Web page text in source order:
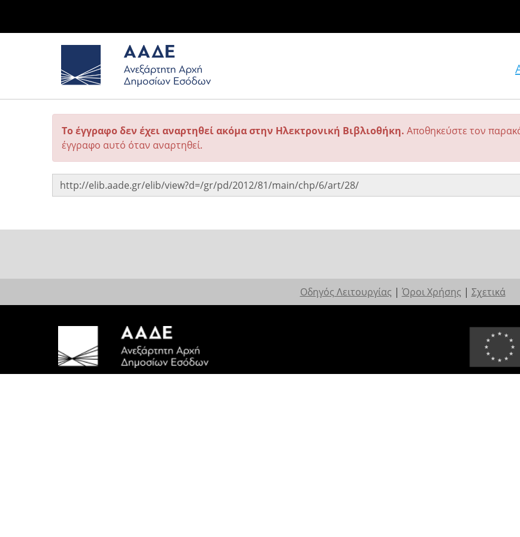
Το έγγραφο δεν έχει αναρτηθεί ακόμα στην Ηλεκτρονική Βιβλιοθήκη. Αποθηκεύστε τον
έγγραφο αυτό όταν αναρτηθεί.
Οδηγός Λειτουργίας | Όροι Χρήσης | Σχετικά